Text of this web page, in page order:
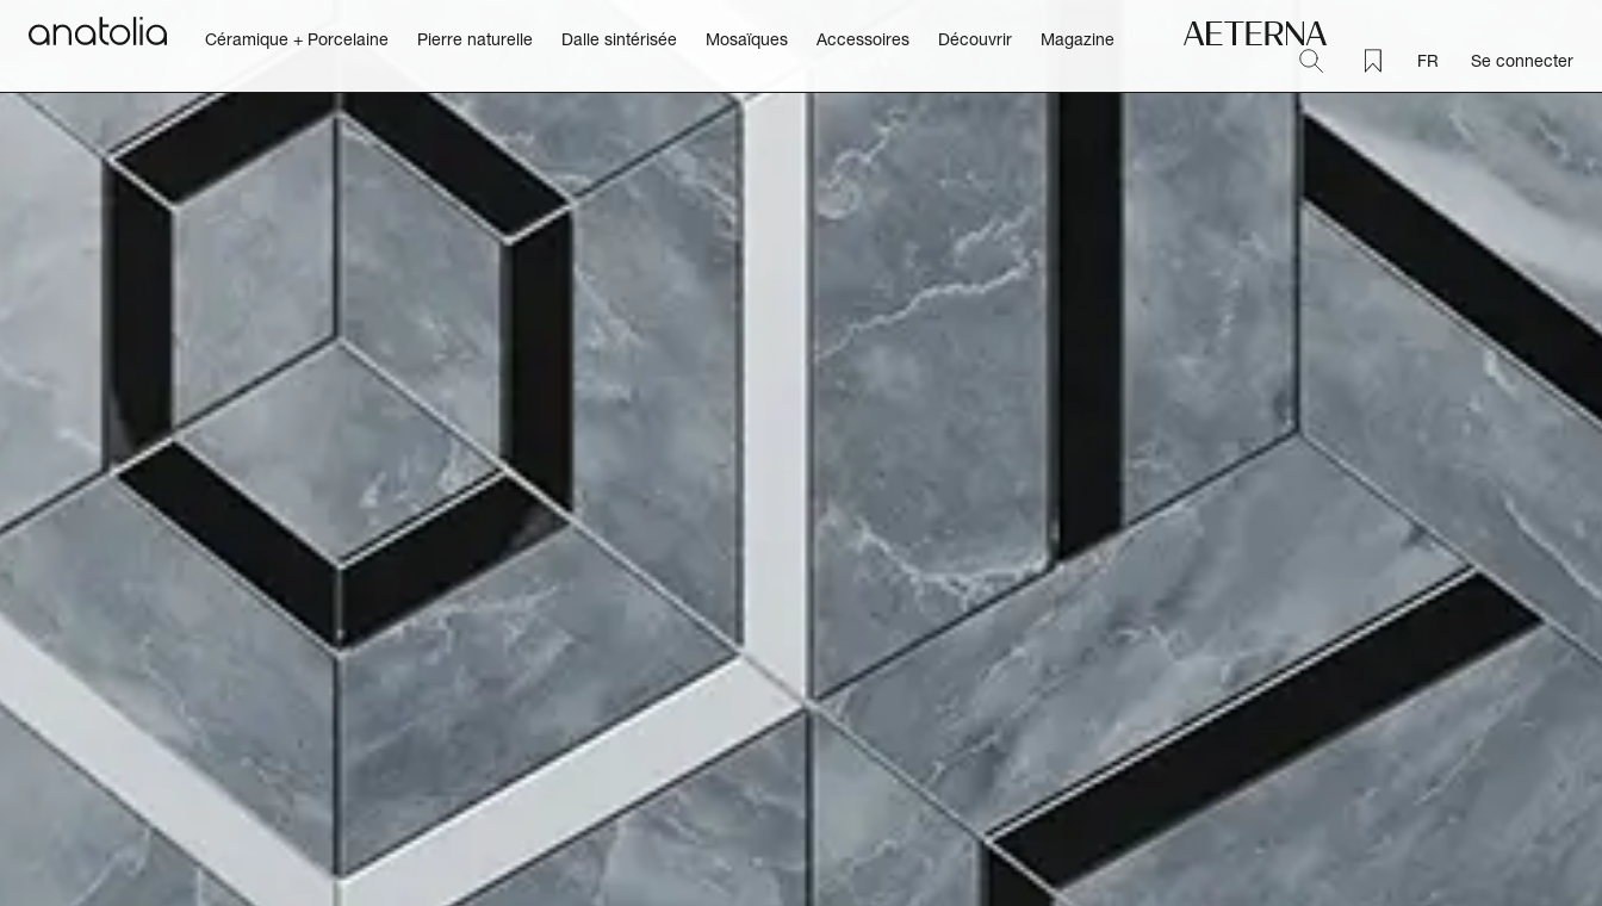
Céramique + Porcelaine Pierre naturelle Dalle sintérisée Mosaïques Accessoires Découvrir
Magazine
FR
Se connecter
Céramique + Porcelaine
Pierre naturelle
Accessoires
Découvrir
Magazine
Se connecter
Nous contacter
S’abonner